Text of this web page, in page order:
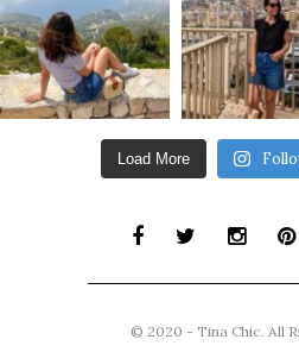
Load More
© 2020 - Tina Chic. All